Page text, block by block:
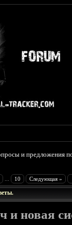
и предложения
10 Следующая »
и новая